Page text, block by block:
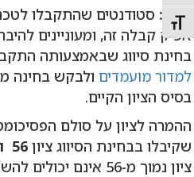
Toggle Font size
חריג: סטודנטים שהתקבלו
אפיק קבלה זה, ומעוניינים
בחינת סיווג שבאמצעותה
למדור מועמדים ולבקש בחינה
בסיס הציון הקיים.
ההמרה לציון על סולם
שקיבלו בבחינת הסיווג ציון 56 ומעלה
ציון נמוך מ‑56 אינם יכולים להשתתף באפיק זה.